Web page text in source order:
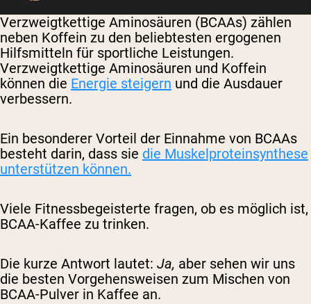
Verzweigtkettige Aminosäuren (BCAAs) zählen
neben Koffein zu den beliebtesten ergogenen
Hilfsmitteln für sportliche Leistungen.
Verzweigtkettige Aminosäuren und Koffein
können die Energie steigern und die Ausdauer
verbessern.
Ein besonderer Vorteil der Einnahme von BCAAs
besteht darin, dass sie die Muskelproteinsynthese
unterstützen können.
Viele Fitnessbegeisterte fragen, ob es möglich ist,
BCAA-Kaffee zu trinken.
Die kurze Antwort lautet: Ja, aber sehen wir uns
die besten Vorgehensweisen zum Mischen von
BCAA-Pulver in Kaffee an.